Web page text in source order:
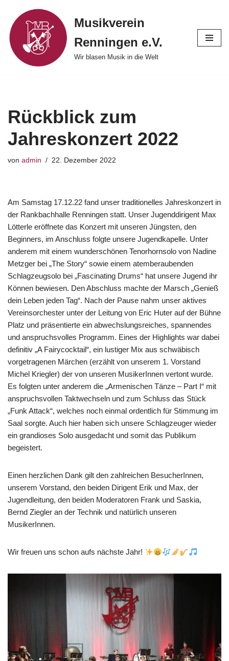
Zum
Inhalt
springen
Musikverein
Renningen e.V.
Wir blasen Musik in die Welt
Rückblick zum
Jahreskonzert 2022
von admin 22. Dezember 2022
Am Samstag 17.12.22 fand unser traditionelles Jahreskonzert in
der Rankbachhalle Renningen statt. Unser Jugenddirigent Max
Lötterle eröffnete das Konzert mit unseren Jüngsten, den
Beginners, im Anschluss folgte unsere Jugendkapelle. Unter
anderem mit einem wunderschönen Tenorhornsolo von Nadine
Metzger bei „The Story“ sowie einem atemberaubenden
Schlagzeugsolo bei „Fascinating Drums“ hat unsere Jugend ihr
Können bewiesen. Den Abschluss machte der Marsch „Genieß
dein Leben jeden Tag“. Nach der Pause nahm unser aktives
Vereinsorchester unter der Leitung von Eric Huter auf der Bühne
Platz und präsentierte ein abwechslungsreiches, spannendes
und anspruchsvolles Programm. Eines der Highlights war dabei
definitiv „A Fairycocktail“, ein lustiger Mix aus schwäbisch
vorgetragenen Märchen (erzählt von unserem 1. Vorstand
Michel Kriegler) der von unseren MusikerInnen vertont wurde.
Es folgten unter anderem die „Armenischen Tänze – Part I“ mit
anspruchsvollen Taktwechseln und zum Schluss das Stück
„Funk Attack“, welches noch einmal ordentlich für Stimmung im
Saal sorgte. Auch hier haben sich unsere Schlagzeuger wieder
ein grandioses Solo ausgedacht und somit das Publikum
begeistert.
Einen herzlichen Dank gilt den zahlreichen BesucherInnen,
unserem Vorstand, den beiden Dirigent Erik und Max, der
Jugendleitung, den beiden Moderatoren Frank und Saskia,
Bernd Ziegler an der Technik und natürlich unseren
MusikerInnen.
Wir freuen uns schon aufs nächste Jahr!